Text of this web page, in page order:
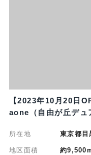
【2023年10月20日
aone（自由が丘デュ
所在地 東京都
地区面積 約